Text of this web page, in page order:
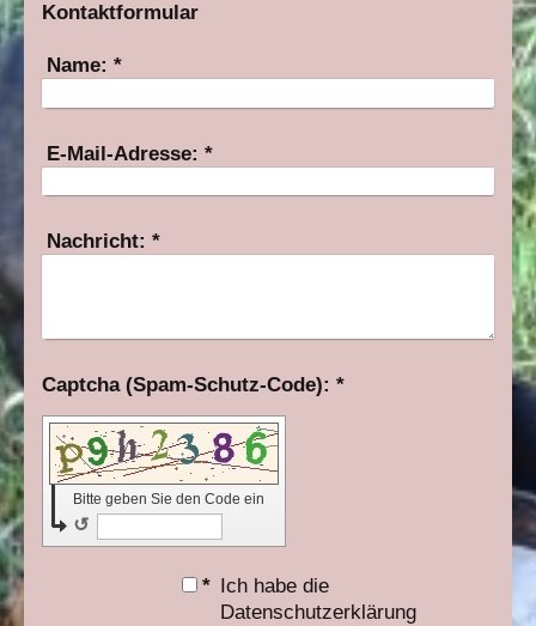
Kontaktformular
Name: *
E-Mail-Adresse: *
Nachricht: *
Captcha (Spam-Schutz-Code): *
Bitte geben Sie den Code ein
↺
*
Ich habe die
Datenschutzerklärung